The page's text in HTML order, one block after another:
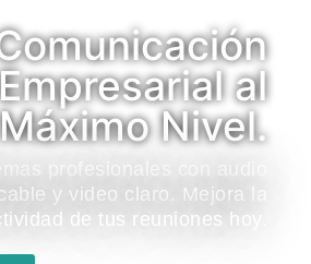
al
Máximo Nivel.
profesionales con audio
y video claro. Mejora la
de tus reuniones hoy.